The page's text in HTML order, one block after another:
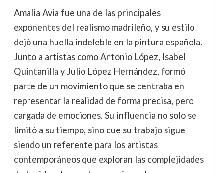
Amalia Avia fue una de las principales
exponentes del realismo madrileño, y su estilo
dejó una huella indeleble en la pintura española.
Junto a artistas como Antonio López, Isabel
Quintanilla y Julio López Hernández, formó
parte de un movimiento que se centraba en
representar la realidad de forma precisa, pero
cargada de emociones. Su influencia no solo se
limitó a su tiempo, sino que su trabajo sigue
siendo un referente para los artistas
contemporáneos que exploran las complejidades